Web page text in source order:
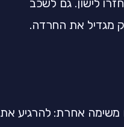
לישון. גם לשכב
מגדיל את החרדה.
משימה אחרת: להרגיע את